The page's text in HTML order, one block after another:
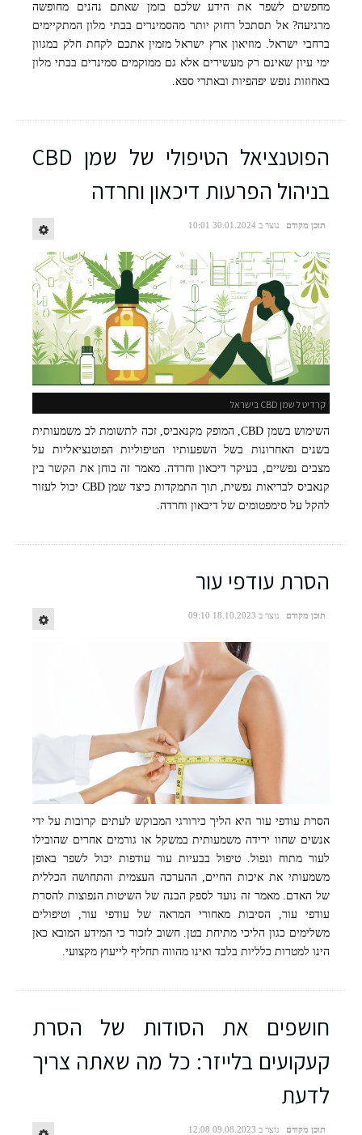
freepik
מחפשים לשפר את הידע שלכם בזמן שאתם נהנים מחופשה
מרגיעה? אל תסתכל רחוק יותר מהסמינרים בבתי מלון המתקיימים
ברחבי ישראל. מוזיאון ארץ ישראל מזמין אתכם לקחת חלק במגוון
ימי עיון שאינם רק מעשירים אלא גם ממוקמים סמינרים בבתי מלון
באחוזות נופש יפהפיות ובאתרי ספא.
הפוטנציאל הטיפולי של שמן CBD
בניהול הפרעות דיכאון וחרדה
תוכן מקודם נוצר ב 30.01.2024 10:01
קרדיט ל שמן CBD בישראל
השימוש בשמן CBD, המופק מקנאביס, זכה לתשומת לב משמעותית
בשנים האחרונות בשל השפעותיו הטיפוליות הפוטנציאליות על
מצבים נפשיים, בעיקר דיכאון וחרדה. מאמר זה בוחן את הקשר בין
קנאביס לבריאות נפשית, תוך התמקדות כיצד שמן CBD יכול לעזור
להקל על סימפטומים של דיכאון וחרדה.
הסרת עודפי עור
תוכן מקודם נוצר ב 18.10.2023 09:10
קרדיט - freepik
הסרת עודפי עור היא הליך כירורגי המבוקש לעתים קרובות על ידי
אנשים שחוו ירידה משמעותית במשקל או גורמים אחרים שהובילו
לעור מתוח ונפול. טיפול בבעיות עור עודפות יכול לשפר באופן
משמעותי את איכות החיים, ההערכה העצמית והתחושה הכללית
של האדם. מאמר זה נועד לספק הבנה של השיטות הנפוצות להסרת
עודפי עור, הסיבות מאחורי המראה של עודפי עור, וטיפולים
משלימים כגון הליכי מתיחת בטן. חשוב לזכור כי המידע המובא כאן
הינו למטרות כלליות בלבד ואינו מהווה תחליף לייעוץ מקצועי.
חושפים את הסודות של הסרת
קעקועים בלייזר: כל מה שאתה צריך
לדעת
תוכן מקודם נוצר ב 09.08.2023 12:08